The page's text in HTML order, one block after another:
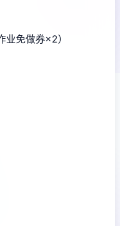
免做券×2）